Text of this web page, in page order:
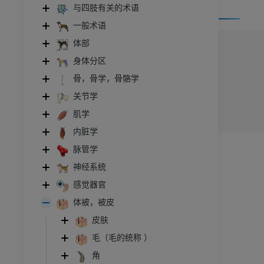
与四肢有关的术语
一般术语
体部
身体分区
骨，骨学，骨骼学
关节学
肌学
内脏学
脉管学
神经系统
感觉器官
体被，被皮
皮肤
毛（毛的统称 ）
角
牛
牛：一般解剖学